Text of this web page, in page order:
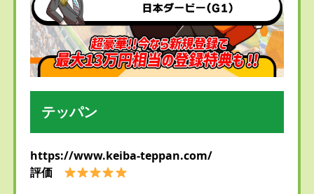
テッパン
https://www.keiba-teppan.com/
評価